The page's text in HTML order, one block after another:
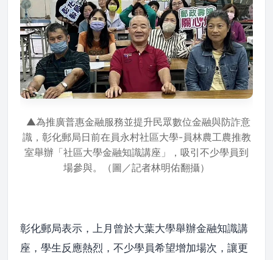
▲為推廣普惠金融服務並提升民眾數位金融與防詐意
識，彰化郵局日前在員永村社區大學-員林農工農推教
室舉辦「社區大學金融知識講座」，吸引不少學員到
場參與。（圖／記者林明佑翻攝）
彰化郵局表示，上月曾於大葉大學舉辦金融知識講
座，學生反應熱烈，不少學員希望增加場次，讓更